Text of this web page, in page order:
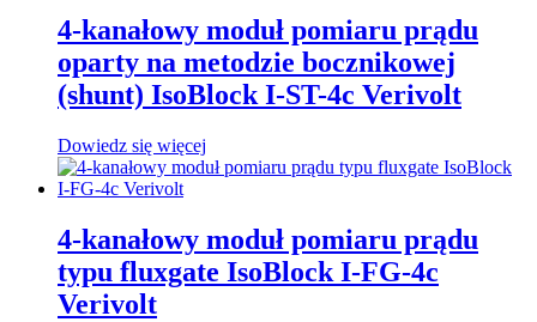
4-kanałowy moduł pomiaru prądu
oparty na metodzie bocznikowej
(shunt) IsoBlock I-ST-4c Verivolt
Dowiedz się więcej
4-kanałowy moduł pomiaru prądu
typu fluxgate IsoBlock I-FG-4c
Verivolt